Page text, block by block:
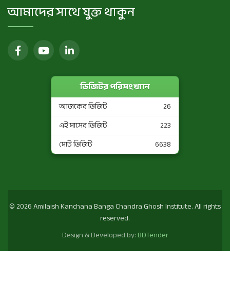
আমাদের সাথে যুক্ত থাকুন
ভিজিটর পরিসংখ্যান
আজকের ভিজিট
26
এই মাসের ভিজিট
223
মোট ভিজিট
6638
© 2026 Amilaish Kanchana Banga Chandra Ghosh Institute. All rights
reserved.
Design & Developed by:BDTender